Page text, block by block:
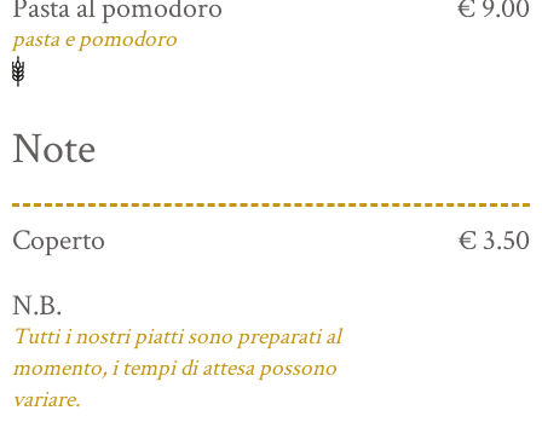
Pasta al pomodoro
pasta e pomodoro
€ 9.00
Note
Coperto
€ 3.50
N.B.
Tutti i nostri piatti sono preparati al
momento, i tempi di attesa possono
variare.